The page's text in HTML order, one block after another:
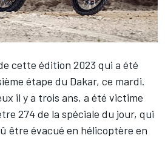
cette édition 2023 qui a été
étape du Dakar, ce mardi.
il y a trois ans, a été victime
274 de la spéciale du jour, qui
être évacué en hélicoptère en